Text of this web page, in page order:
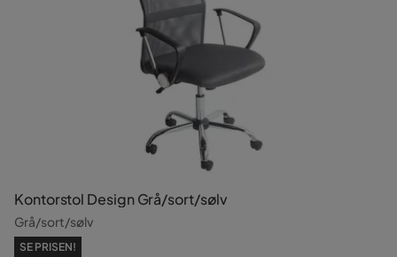
Kontorstol Design Grå/sort/sølv
Grå/sort/sølv
SE PRISEN!